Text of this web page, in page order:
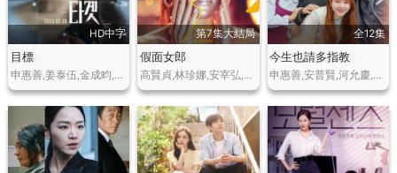
HD中字
目標
申惠善,姜泰伍,金成畇,琴賽璐
第7集大結局
假面女郎
高賢貞,林珍娜,安宰弘,廉惠蘭,崔丹尼爾,金佳熙,樸正花,李濬榮
全12集
今生也請多指教
申惠善,安普賢,河允慶,安東九,金詩雅,樸昭怡,鄭賢俊